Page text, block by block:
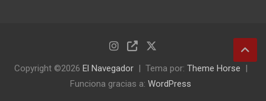
Copyright ©2026 El Navegador Tema por: Theme Horse
Funciona gracias a: WordPress